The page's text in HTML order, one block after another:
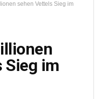
sehen Vettels Sieg im
Sieg im